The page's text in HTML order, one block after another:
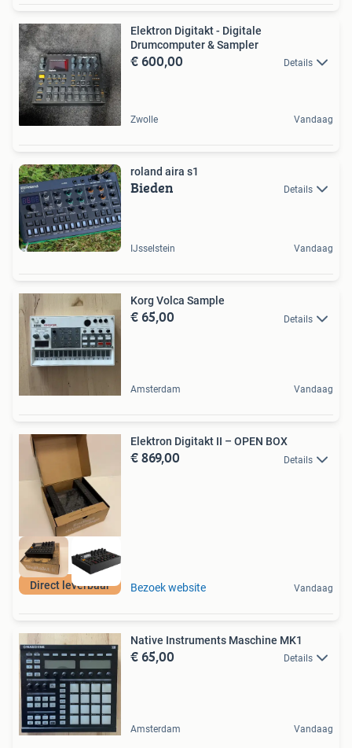
Elektron Digitakt - Digitale
Drumcomputer & Sampler
€ 600,00 Details
Zwolle Vandaag
roland aira s1
Bieden Details
IJsselstein Vandaag
Korg Volca Sample
€ 65,00 Details
Amsterdam Vandaag
Direct leverbaar
Elektron Digitakt II – OPEN BOX
€ 869,00 Details
Bezoek website Vandaag
Native Instruments Maschine MK1
€ 65,00 Details
Amsterdam Vandaag